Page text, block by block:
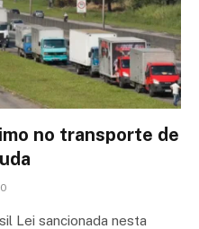
no transporte de
0
Lei sancionada nesta